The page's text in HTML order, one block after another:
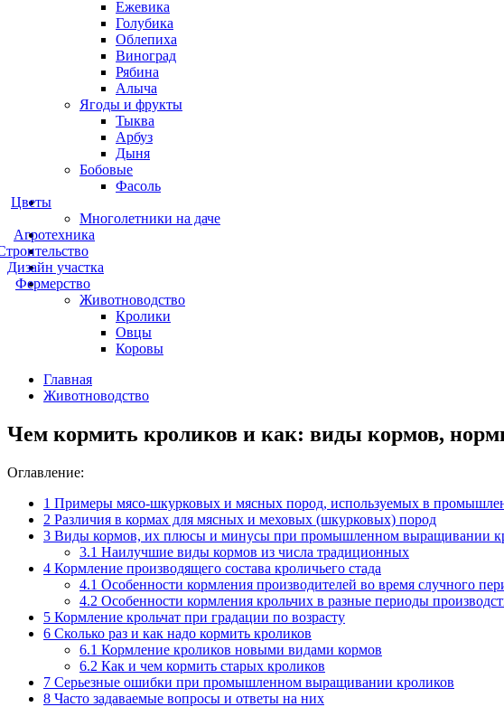
Ежевика
Голубика
Облепиха
Виноград
Рябина
Алыча
Ягоды и фрукты
Тыква
Арбуз
Дыня
Бобовые
Фасоль
Цветы
Многолетники на даче
Агротехника
Дизайн участка
Фермерство
Животноводство
Кролики
Овцы
Коровы
Главная
Животноводство
Чем кормить кроликов и как: виды кормов,
Оглавление:
1 Примеры мясо-шкурковых и мясных пород, используемых в
2 Различия в кормах для мясных и меховых (шкурковых) пород
3 Виды кормов, их плюсы и минусы при промышленном выращивании
3.1 Наилучшие виды кормов из числа традиционных
4 Кормление производящего состава кроличьего стада
4.1 Особенности кормления производителей во время случного
4.2 Особенности кормления крольчих в разные периоды
5 Кормление крольчат при градации по возрасту
6 Сколько раз и как надо кормить кроликов
6.1 Кормление кроликов новыми видами кормов
6.2 Как и чем кормить старых кроликов
7 Серьезные ошибки при промышленном выращивании кроликов
8 Часто задаваемые вопросы и ответы на них